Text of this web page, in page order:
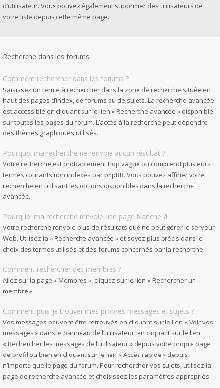
d’utilisateur. Vous pouvez également supprimer des utilisateurs de
votre liste depuis cette même page.
Recherche dans les forums
Comment rechercher dans les forums ?
Saisissez un terme à rechercher dans la zone de recherche située en
haut des pages d’index, de forums ou de sujets. La recherche avancée
est accessible en cliquant sur le lien « Recherche avancée » disponible
sur toutes les pages du forum. L’accès à la recherche peut dépendre
des thèmes graphiques utilisés.
Pourquoi ma recherche ne renvoie aucun résultat ?
Votre recherche est probablement trop vague ou comprend plusieurs
termes courants non indexés par phpBB. Vous pouvez affiner votre
recherche en utilisant les options disponibles dans la recherche
avancée.
Pourquoi ma recherche renvoie une page blanche ?!
Votre recherche renvoie plus de résultats que ne peut gérer le serveur
Web. Utilisez la « Recherche avancée » et soyez plus précis dans le
choix des termes utilisés et des forums concernés par la recherche.
Comment rechercher des membres ?
Allez sur la page « Membres », cliquez sur le lien « Rechercher un
membre ».
Comment puis-je trouver mes propres messages et sujets ?
Vos messages peuvent être retrouvés en cliquant sur le lien « Voir vos
messages » dans le panneau de l’utilisateur, en cliquant sur le lien
« Rechercher les messages de l’utilisateur » depuis votre propre page
de profil ou bien en cliquant sur le lien « Accès rapide » depuis
n’importe quelle page du forum. Pour rechercher vos sujets, utilisez la
page de recherche avancée et choisissez les paramètres appropriés.